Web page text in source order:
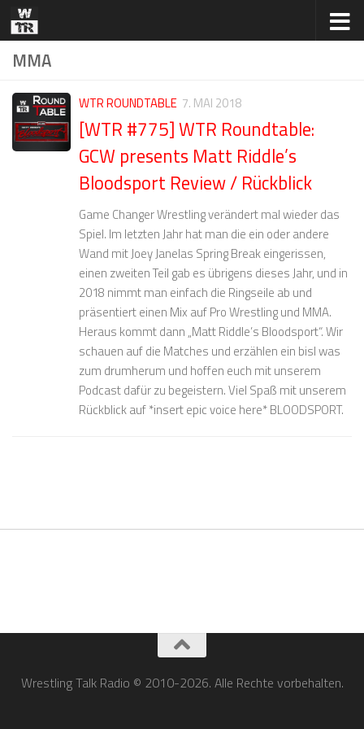
Zum Inhalt springen
MMA
WTR ROUNDTABLE 7. MAI 2018
[WTR #775] WTR Roundtable:
GCW presents Matt Riddle’s
Bloodsport Review / Rückblick
Game Changer Wrestling verändert mal wieder das
Spiel. Im letzten Jahr hat man die ein oder andere
Wand mit Joey Janelas Spring Break eingerissen,
einen zweiten Teil gab es übrigens dieses Jahr, und in
2018 nimmt man einfach die Ringseile ab und
präsentiert einen Mix auf Pro Wrestling und MMA.
Heraus kommt dann „Matt Riddle’s Bloodsport“. Wir
schauen auf die Matches und erzählen ein bisl was
zum drumherum und hoffen euch mit unserem
Podcast dafür zu begeistern. Viel Spaß mit unserem
Rückblick auf *insert epic voice here* BLOODSPORT.
Wrestling Talk Radio © 2010-2026. Alle Rechte vorbehalten.